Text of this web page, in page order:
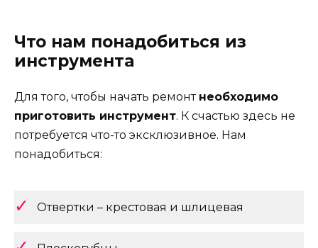
Что нам понадобиться из
инструмента
Для того, чтобы начать ремонт необходимо
приготовить инструмент. К счастью здесь не
потребуется что-то эксклюзивное. Нам
понадобиться:
Отвертки – крестовая и шлицевая